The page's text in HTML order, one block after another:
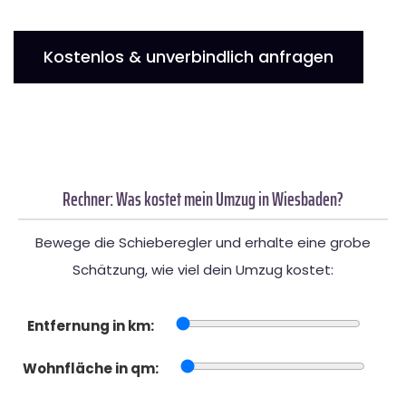
Kostenlos & unverbindlich anfragen
Rechner: Was kostet mein Umzug in Wiesbaden?
Bewege die Schieberegler und erhalte eine grobe
Schätzung, wie viel dein Umzug kostet:
Entfernung in km:
Wohnfläche in qm: